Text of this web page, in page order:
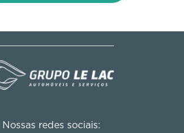
Nossas redes sociais: